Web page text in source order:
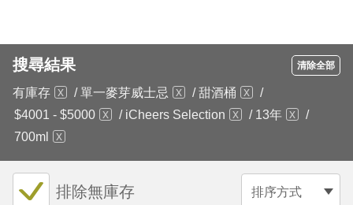
搜尋結果 清除全部
有庫存 / 單一麥芽威士忌 / 甜酒桶
/
$4001 - $5000
/ iCheers Selection / 13年
/
700ml
排序方式
排除無庫存